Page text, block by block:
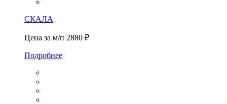
СКАЛА
Цена за м/п 2880 ₽
Подробнее